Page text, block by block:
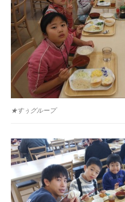
★すぅグループ